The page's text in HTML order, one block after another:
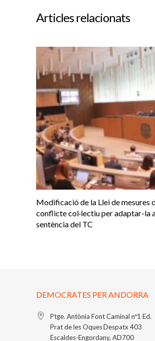
Articles relacionats
Modificació de la Llei de mesures
conflicte col·lectiu per adaptar-la
sentència del TC
DEMOCRATES PER ANDORRA
Ptge. Antònia Font Caminal nº1 Ed.
Prat de les OquesDespatx 403
Escaldes-Engordany, AD700